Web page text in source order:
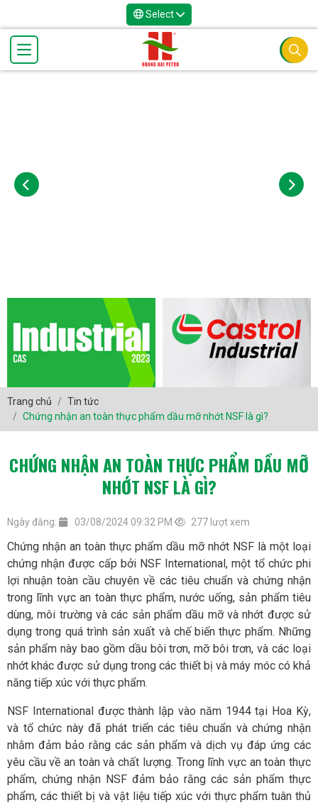
Select
Trang chủ
Tin tức
Chứng nhận an toàn thực phẩm dầu mỡ nhớt NSF là gì?
CHỨNG NHẬN AN TOÀN THỰC PHẨM DẦU MỠ
NHỚT NSF LÀ GÌ?
Ngày đăng: 03/08/2024 09:32 PM 277 lượt xem
Chứng nhận an toàn thực phẩm dầu mỡ nhớt NSF là một loại
chứng nhận được cấp bởi NSF International, một tổ chức phi
lợi nhuận toàn cầu chuyên về các tiêu chuẩn và chứng nhận
trong lĩnh vực an toàn thực phẩm, nước uống, sản phẩm tiêu
dùng, môi trường và các sản phẩm dầu mỡ và nhớt được sử
dụng trong quá trình sản xuất và chế biến thực phẩm. Những
sản phẩm này bao gồm dầu bôi trơn, mỡ bôi trơn, và các loại
nhớt khác được sử dụng trong các thiết bị và máy móc có khả
năng tiếp xúc với thực phẩm.
NSF International được thành lập vào năm 1944 tại Hoa Kỳ,
và tổ chức này đã phát triển các tiêu chuẩn và chứng nhận
nhằm đảm bảo rằng các sản phẩm và dịch vụ đáp ứng các
yêu cầu về an toàn và chất lượng. Trong lĩnh vực an toàn thực
phẩm, chứng nhận NSF đảm bảo rằng các sản phẩm thực
phẩm, các thiết bị và vật liệu tiếp xúc với thực phẩm tuân thủ